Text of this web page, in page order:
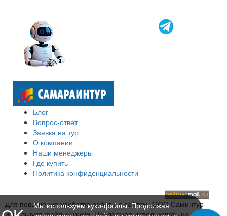
Блог
Вопрос-ответ
Заявка на тур
О компании
Наши менеджеры
Где купить
Политика конфиденциальности
Для повышения удобства работы с сайтом, ООО Саминтур
Мы используем куки-файлы. Продолжая